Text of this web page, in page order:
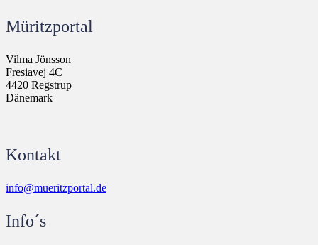
Müritzportal
Vilma Jönsson
Fresiavej 4C
4420 Regstrup
Dänemark
Kontakt
info@mueritzportal.de
Info´s